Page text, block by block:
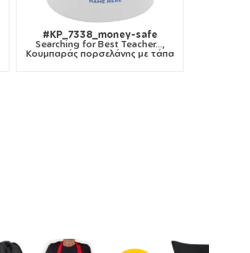
#KP_7338_money-safe
Searching for Best Teacher...,
Κουμπαράς πορσελάνης με τάπα